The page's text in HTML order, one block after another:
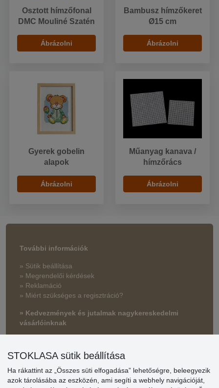
Osztott hímzőfonal
DMC Mouliné Szatén
Ábrázolni
Bambusz hímzőkeret
Ø15 cm
Ábrázolni
Gyerek gobelin
alapok
Ábrázolni
Műanyag kanava /
hímzőrács
Ábrázolni
További információk
» Sütik beállítása
» Megrendelői kérdések
» Reklamáció
» Miért szükséges a regisztráció?
» Kedvezmények és jutalmak nagykereskedelmi
vásárlóinknak
Vásárlók
STOKLASA sütik beállítása
Ha rákattint az „Összes süti elfogadása” lehetőségre, beleegyezik
azok tárolásába az eszközén, ami segíti a webhely navigációját,